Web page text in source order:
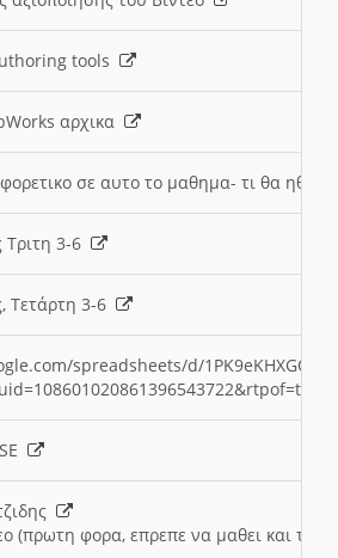
tools
αρχικα
σε αυτο το μαθημα- τι θα
3-6
Τετάρτη 3-6
spreadsheets/d/
(πρωτη φορα, επρεπε να μαθει και το